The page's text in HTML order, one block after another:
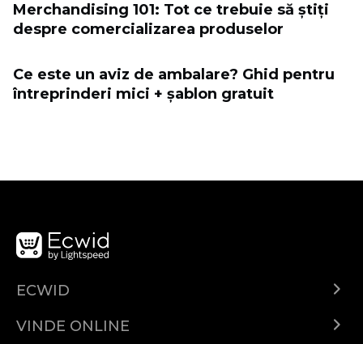
Merchandising 101: Tot ce trebuie să știți
despre comercializarea produselor
Ce este un aviz de ambalare? Ghid pentru
întreprinderi mici + șablon gratuit
ECWID
Prețuri
VINDE ONLINE